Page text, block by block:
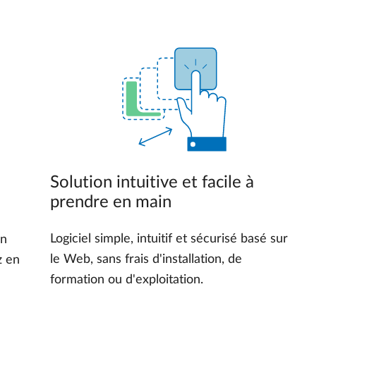
en
Solution intuitive et facile à
prendre en main
Logiciel simple, intuitif et sécurisé basé sur
le Web, sans frais d'installation, de
formation ou d'exploitation.